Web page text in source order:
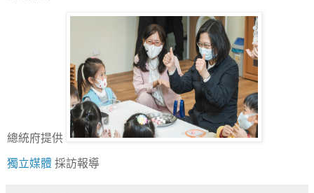
總統府提供
獨立媒體 採訪報導